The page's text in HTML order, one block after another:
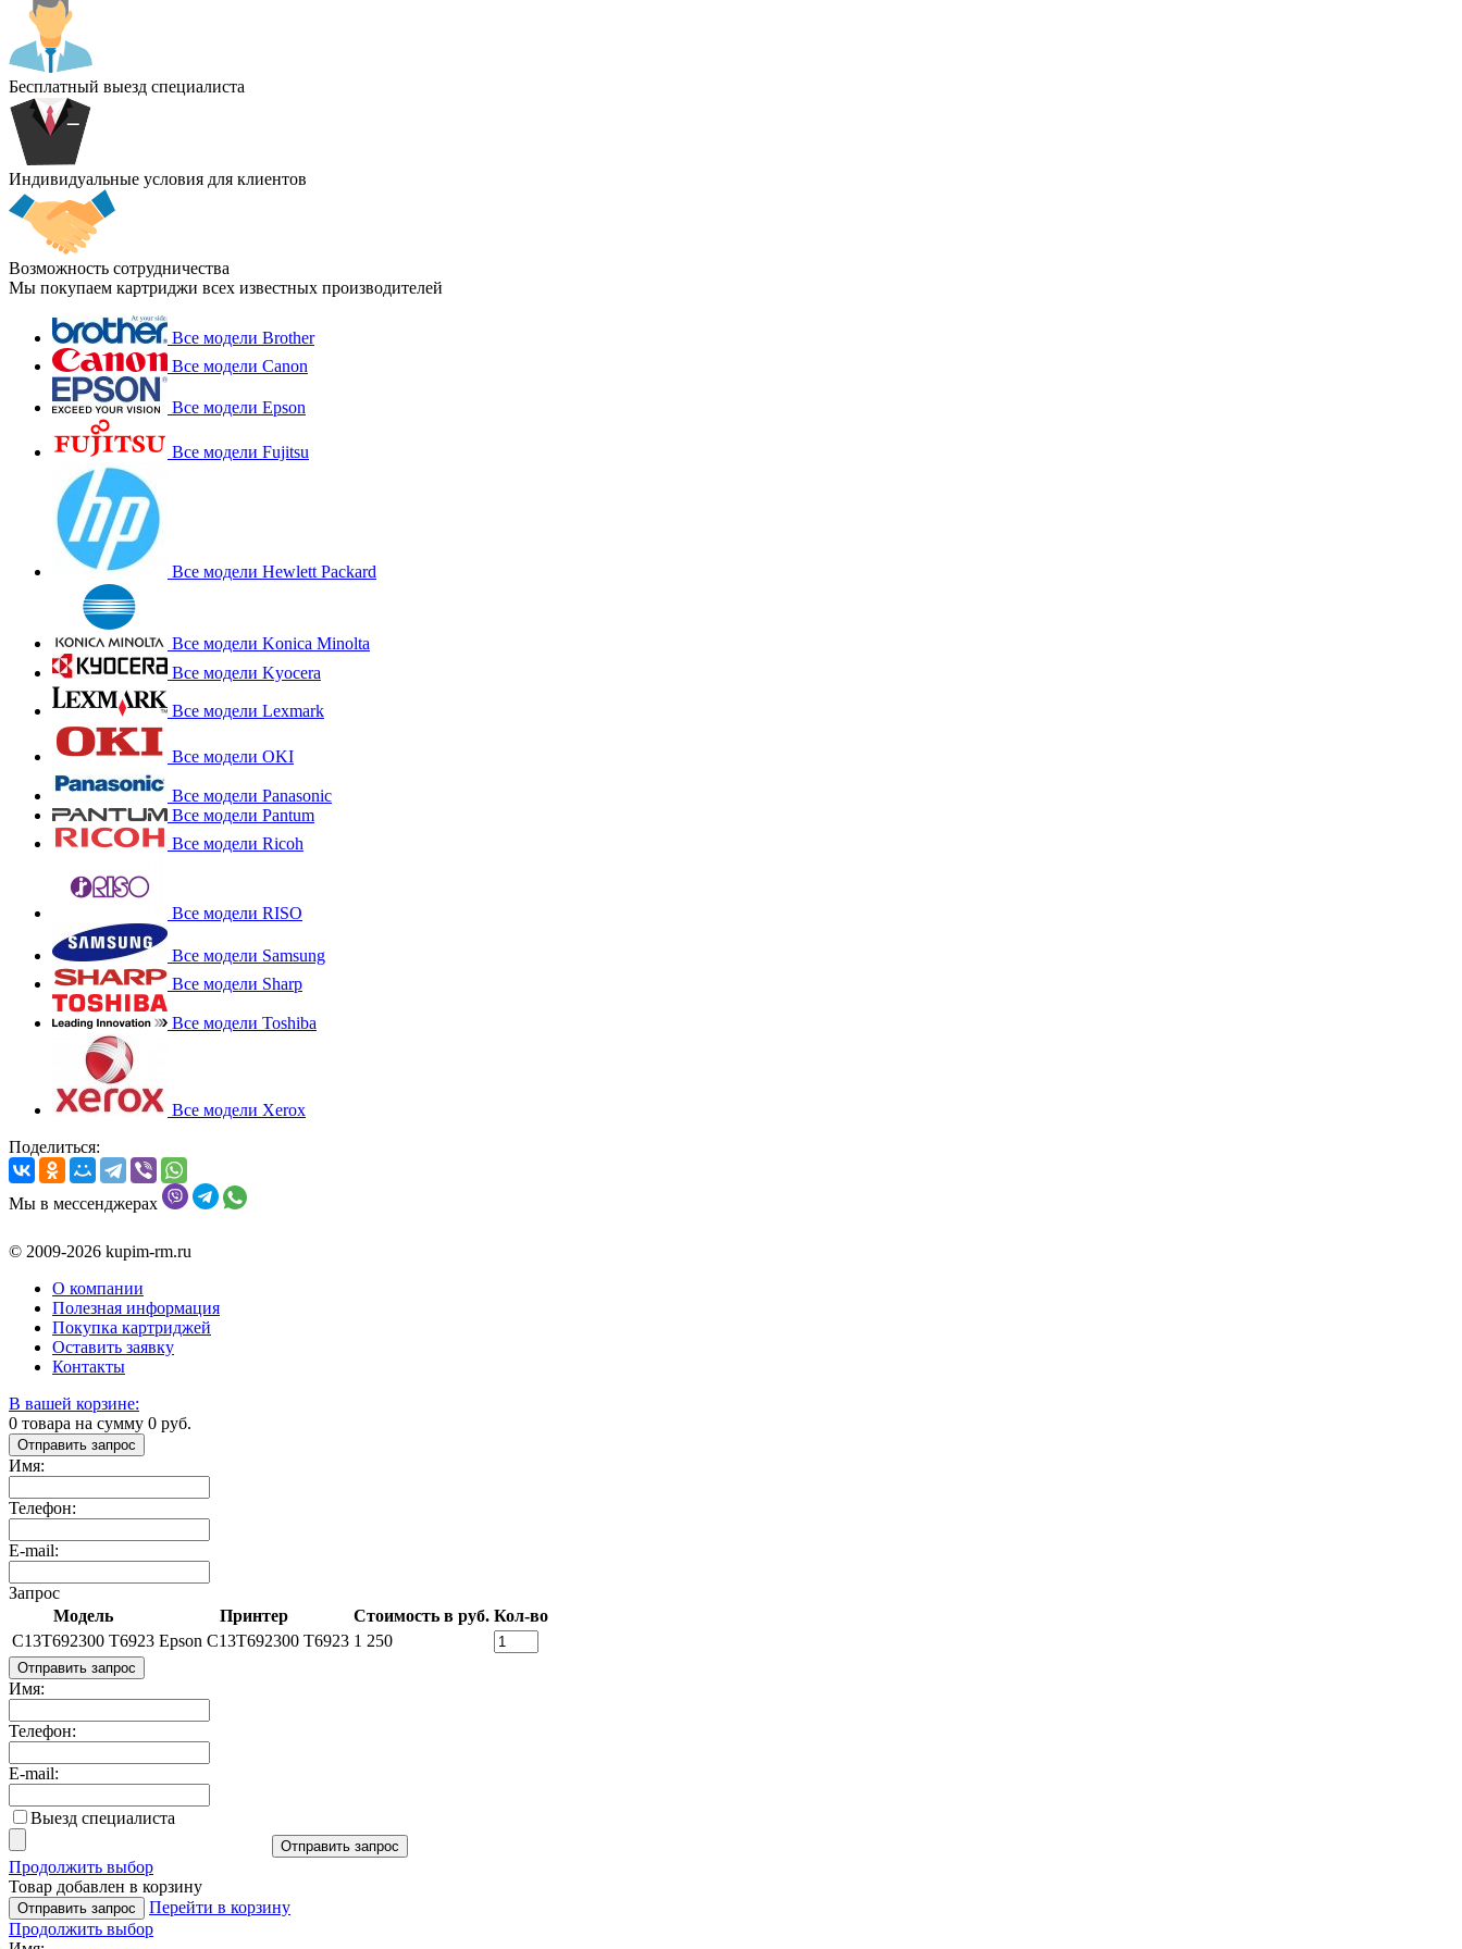
Бесплатный выезд специалиста
Индивидуальные условия для клиентов
Возможность сотрудничества
Мы покупаем картриджи всех известных производителей
Все модели Brother
Все модели Canon
Все модели Epson
Все модели Fujitsu
Все модели Hewlett Packard
Все модели Konica Minolta
Все модели Kyocera
Все модели Lexmark
Все модели OKI
Все модели Panasonic
Все модели Pantum
Все модели Ricoh
Все модели RISO
Все модели Samsung
Все модели Sharp
Все модели Toshiba
Все модели Xerox
Поделиться:
Мы в мессенджерах
© 2009-2026 kupim-rm.ru
О компании
Полезная информация
Покупка картриджей
Оставить заявку
Контакты
В вашей корзине:
0 товара на сумму 0 руб.
Отправить запрос
Имя:
Телефон:
E-mail:
Запрос
Модель
Принтер Стоимость в руб. Кол-во
C13T692300 T6923 Epson C13T692300 T6923 1 250
Отправить запрос
Имя:
Телефон:
E-mail:
Выезд специалиста
Отправить запрос
Продолжить выбор
Товар добавлен в корзину
Отправить запрос
Перейти в корзину
Продолжить выбор